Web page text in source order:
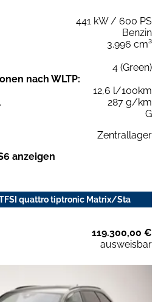
441 kW / 600 PS
Benzin
3.996 cm³
4 (Green)
nach WLTP:
12,6 l/100km
287 g/km
G
Zentrallager
anzeigen
TFSI quattro tiptronic Matrix/Sta
119.300,00 €
ausweisbar